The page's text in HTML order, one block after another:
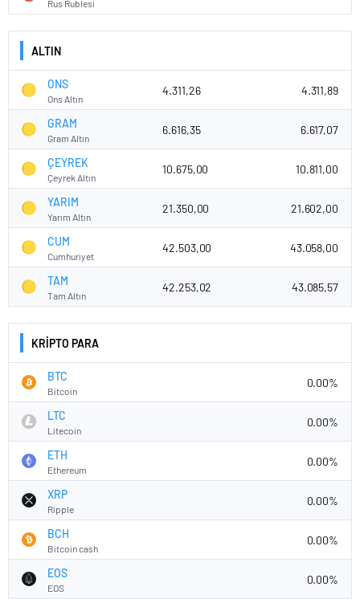
Rus Rublesi
ALTIN
ONS
Ons Altın
4.311,26 4.311,89
GRAM
Gram Altın
6.616,35 6.617,07
ÇEYREK
Çeyrek Altın
10.675,00 10.811,00
YARIM
Yarım Altın
21.350,00 21.602,00
CUM
Cumhuriyet
42.503,00 43.058,00
TAM
Tam Altın
42.253,02 43.085,57
KRİPTO PARA
BTC
Bitcoin
0.00%
LTC
Litecoin
0.00%
ETH
Ethereum
0.00%
XRP
Ripple
0.00%
BCH
Bitcoin cash
0.00%
EOS
EOS
0.00%